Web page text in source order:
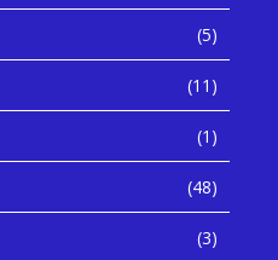
(5)
(11)
(1)
(48)
(3)